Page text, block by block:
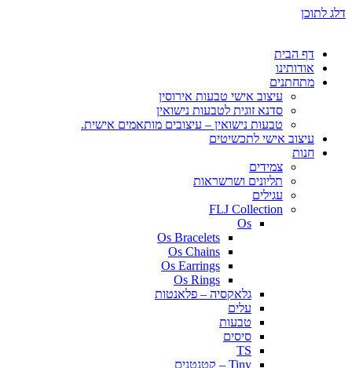
דלג לתוכן
דף הבית
אודותינו
מתחתנים
עיצוב אישי טבעות אירוסין
סדנא זוגית לטבעות נישואין
טבעות נישואין – עיצובים מותאמים אישית.
עיצוב אישי לתכשיטים
חנות
צמידים
תליונים ושרשראות
עגילים
FLJ Collection
Os
Os Bracelets
Os Chains
Os Earrings
Os Rings
גלאקסיה – פלאנטות
עלים
טבעות
סיסים
TS
Tiny – קטנטנים